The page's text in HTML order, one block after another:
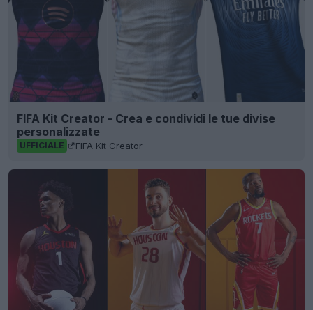
FIFA Kit Creator - Crea e condividi le tue divise
personalizzate
UFFICIALE FIFA Kit Creator